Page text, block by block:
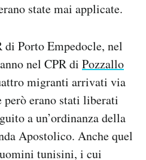
state mai applicate.
di Porto Empedocle, nel
nel CPR di Pozzallo
migranti arrivati via
però erano stati liberati
a un’ordinanza della
Apostolico. Anche quel
tunisini, i cui